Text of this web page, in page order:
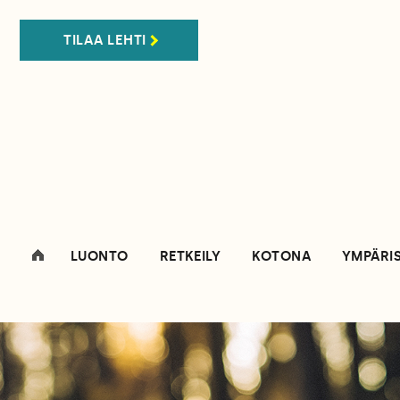
TILAA LEHTI
LUONTO RETKEILY KOTONA